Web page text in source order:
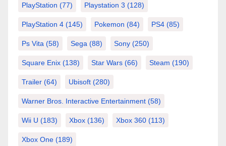
PlayStation (77) Playstation 3 (128)
PlayStation 4 (145) Pokemon (84) PS4 (85)
Ps Vita (58) Sega (88) Sony (250)
Square Enix (138) Star Wars (66) Steam (190)
Trailer (64) Ubisoft (280)
Warner Bros. Interactive Entertainment (58)
Wii U (183) Xbox (136) Xbox 360 (113)
Xbox One (189)